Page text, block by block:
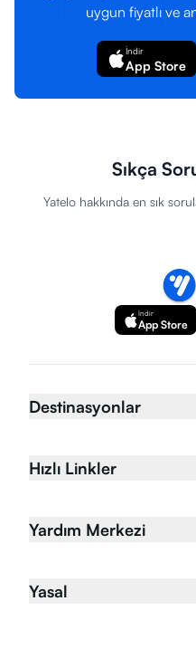
uygun fiyatlı ve
İndir
App Store
Sıkça
Yatelo hakkında en sık
İndir
App Store
Destinasyonlar
Hızlı Linkler
Yardım Merkezi
Yasal